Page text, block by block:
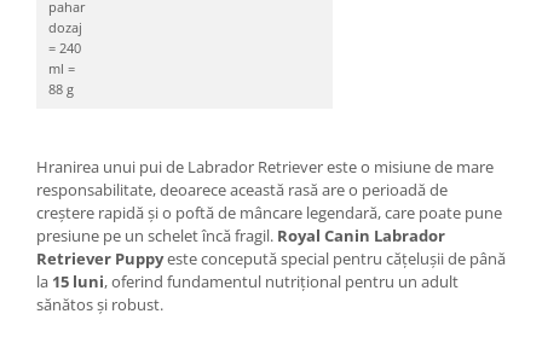
pahar
dozaj
= 240
ml =
88 g
Hranirea unui pui de Labrador Retriever este o misiune de mare
responsabilitate, deoarece această rasă are o perioadă de
creștere rapidă și o poftă de mâncare legendară, care poate pune
presiune pe un schelet încă fragil. Royal Canin Labrador
Retriever Puppyeste concepută special pentru cățelușii de până
la 15 luni, oferind fundamentul nutrițional pentru un adult
sănătos și robust.